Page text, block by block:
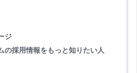
ジ
の採用情報をもっと知りたい人